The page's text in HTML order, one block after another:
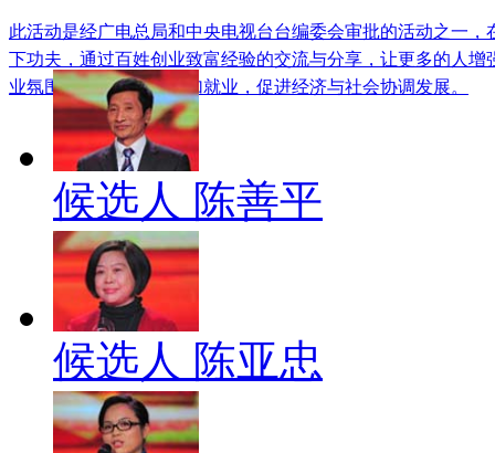
此活动是经广电总局和中央电视台台编委会审批的活动之一
下功夫，通过百姓创业致富经验的交流与分享，让更多的人
业氛围，推动创业、增加就业，促进经济与社会协调发展。
候选人 陈善平
候选人 陈亚忠